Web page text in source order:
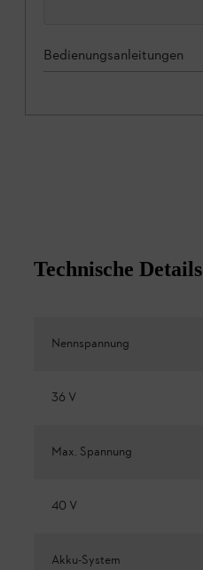
Bedienungsanleitungen
Technische Details
Nennspannung
36 V
Max. Spannung
40 V
Akku-System